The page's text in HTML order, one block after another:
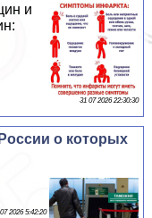
и
31 07 2026 22:30:30
о которых
2026 5:42:20